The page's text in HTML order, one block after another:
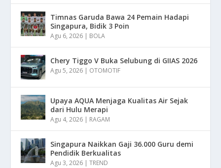
Timnas Garuda Bawa 24 Pemain Hadapi
Singapura, Bidik 3 Poin
Agu 6, 2026 | BOLA
Chery Tiggo V Buka Selubung di GIIAS 2026
Agu 5, 2026 | OTOMOTIF
Upaya AQUA Menjaga Kualitas Air Sejak
dari Hulu Merapi
Agu 4, 2026 | RAGAM
Singapura Naikkan Gaji 36.000 Guru demi
Pendidik Berkualitas
Agu 3, 2026 |TREND